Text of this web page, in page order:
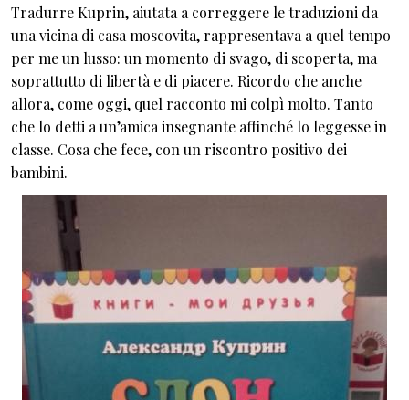
Tradurre Kuprin, aiutata a correggere le traduzioni da
una vicina di casa moscovita, rappresentava a quel tempo
per me un lusso: un momento di svago, di scoperta, ma
soprattutto di libertà e di piacere. Ricordo che anche
allora, come oggi, quel racconto mi colpì molto. Tanto
che lo detti a un’amica insegnante affinché lo leggesse in
classe. Cosa che fece, con un riscontro positivo dei
bambini.